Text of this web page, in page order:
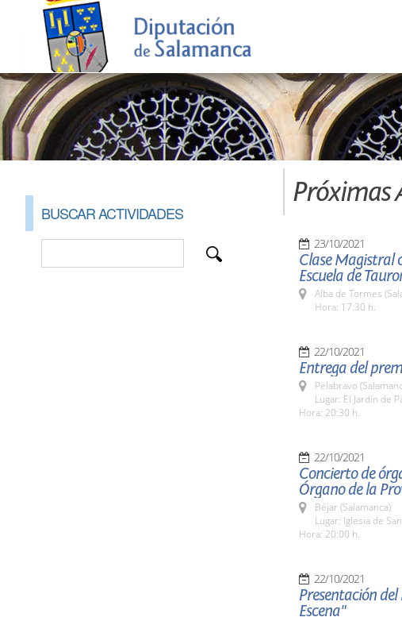
BUSCAR ACTIVIDADES
Próximas
23/10/2021
Clase Magistral
Escuela de
Alba de Tormes
Hora: 17:30 h.
22/10/2021
Entrega del
Pelabravo
Lugar: El Jardín de
Hora: 20:30 h.
22/10/2021
Concierto de
Órgano de la
Béjar (Salamanca)
Lugar: Iglesia de
Hora: 20:00 h.
22/10/2021
Presentación
Escena"